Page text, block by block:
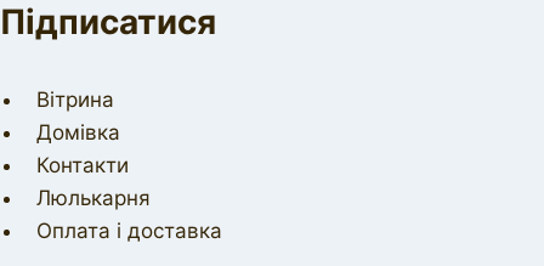
Підписатися
Вітрина
Домівка
Контакти
Люлькарня
Оплата і доставка